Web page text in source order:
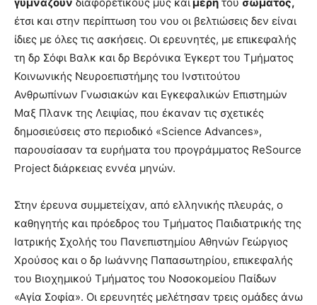
έτσι και στην περίπτωση του νου οι βελτιώσεις δεν είναι
ίδιες με όλες τις ασκήσεις. Οι ερευνητές, με επικεφαλής
τη δρ Σόφι Βαλκ και δρ Βερόνικα Έγκερτ του Τμήματος
Κοινωνικής Νευροεπιστήμης του Ινστιτούτου
Ανθρωπίνων Γνωσιακών και Εγκεφαλικών Επιστημών
Μαξ Πλανκ της Λειψίας, που έκαναν τις σχετικές
δημοσιεύσεις στο περιοδικό «Science Advances»,
παρουσίασαν τα ευρήματα του προγράμματος ReSource
Project διάρκειας εννέα μηνών.
Στην έρευνα συμμετείχαν, από ελληνικής πλευράς, ο
καθηγητής και πρόεδρος του Τμήματος Παιδιατρικής της
Ιατρικής Σχολής του Πανεπιστημίου Αθηνών Γεώργιος
Χρούσος και ο δρ Ιωάννης Παπασωτηρίου, επικεφαλής
του Βιοχημικού Τμήματος του Νοσοκομείου Παίδων
«Αγία Σοφία». Οι ερευνητές μελέτησαν τρεις ομάδες άνω